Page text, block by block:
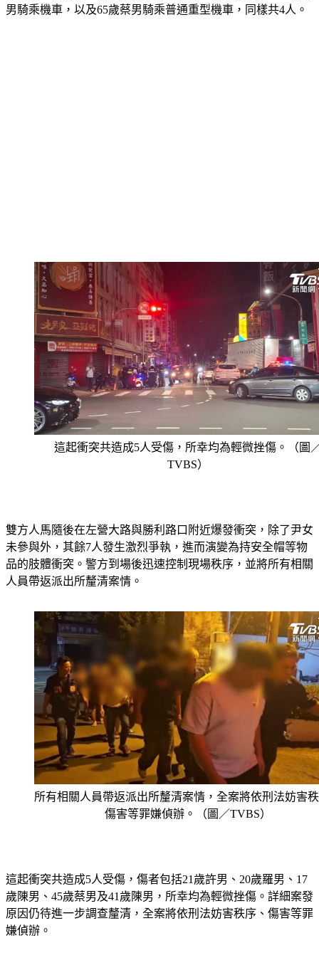
男騎乘機車，以及65歲蔡男騎乘普通重型機車，同樣共4人。
這起衝突共造成5人受傷，所幸均為輕微挫傷。（圖
TVBS）
雙方人馬隨後在左營大路與勝利路口附近爆發衝突，除了尹女
未參與外，其餘7人發生激烈爭執，進而演變為持安全帽等物
品的肢體衝突。警方到場後迅速控制現場秩序，並將所有相關
人員帶返派出所釐清案情。
所有相關人員帶返派出所釐清案情，全案將依刑法妨害
傷害等罪嫌偵辦。（圖／TVBS）
這起衝突共造成5人受傷，傷者包括21歲許男、20歲羅男、17
歲陳男、45歲蔡男及41歲陳男，所幸均為輕微挫傷。詳細案發
原因仍待進一步調查釐清，全案將依刑法妨害秩序、傷害等罪
嫌偵辦。